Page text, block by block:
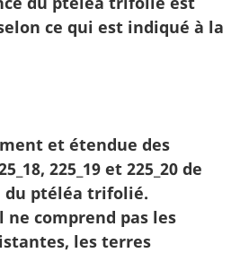
ce qui est indiqué à la
et étendue des
225_19 et 225_20 de
du ptéléa trifolié.
ne comprend pas les
les terres